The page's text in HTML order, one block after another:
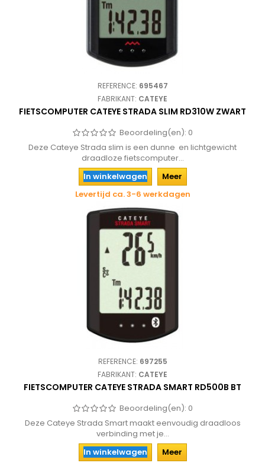
REFERENCE: 695467
FABRIKANT: CATEYE
FIETSCOMPUTER CATEYE STRADA SLIM RD310W ZWART
Beoordeling(en): 0
Deze Cateye Strada slim is een dunne en lichtgewicht
draadloze fietscomputer...
In winkelwagen
Meer
Levertijd ca. 3-6 werkdagen
REFERENCE: 697255
FABRIKANT: CATEYE
FIETSCOMPUTER CATEYE STRADA SMART RD500B BT
Beoordeling(en): 0
Deze Cateye Strada Smart maakt eenvoudig draadloos
verbinding met je...
In winkelwagen
Meer